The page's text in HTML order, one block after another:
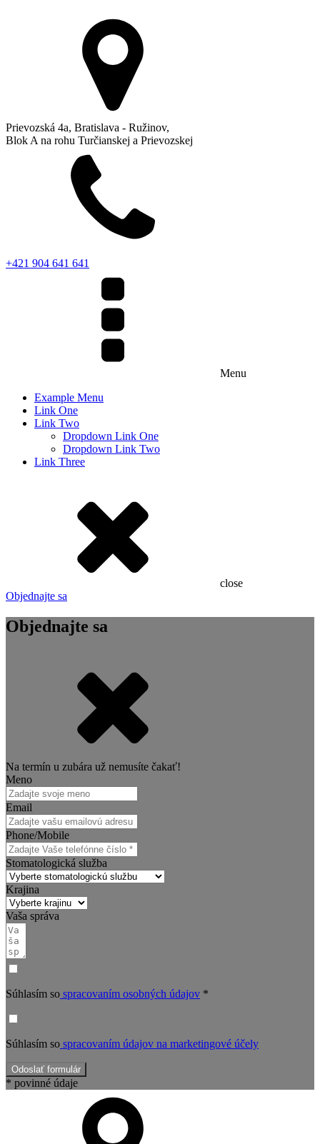
Prievozská 4a, Bratislava - Ružinov,
Blok A na rohu Turčianskej a Prievozskej
+421 904 641 641
Menu
Example Menu
Link One
Link Two
Dropdown Link One
Dropdown Link Two
Link Three
close
Objednajte sa
Objednajte sa
Na termín u zubára už nemusíte čakať!
Meno
Email
Phone/Mobile
Stomatologická služba
Krajina
Vaša správa
Súhlasím so spracovaním osobných údajov *
Súhlasím so spracovaním údajov na marketingové účely
Odoslať formulár
* povinné údaje